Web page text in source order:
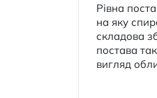
Рівна
на яку
складова
постава
вигляд